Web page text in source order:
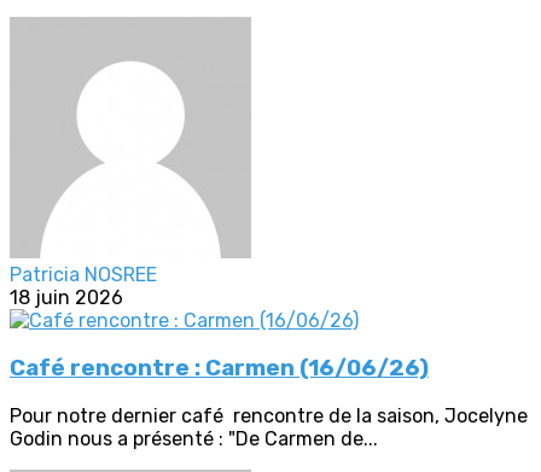
Patricia NOSREE
18 juin 2026
Café rencontre : Carmen (16/06/26)
Pour notre dernier café rencontre de la saison, Jocelyne
Godin nous a présenté : "De Carmen de...